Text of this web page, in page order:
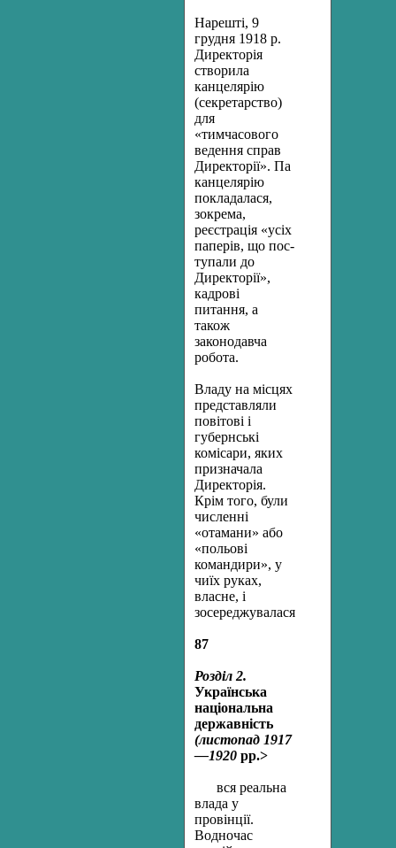
Нарешті, 9
грудня 1918 р.
Директорія
створила
канцелярію
(секретарство)
для
«тимчасового
ведення справ
Директорії». Па
ка­нцелярію
покладалася,
зокрема,
реєстрація «усіх
паперів, що пос­
тупали до
Директорії»,
кадрові
питання, а
також
законодавча
робота.
Владу на місцях
представляли
повітові і
губернські
комісари, яких
призначала
Директорія.
Крім того, були
численні
«отамани» або
«польові
командири», у
чиїх руках,
власне, і
зосереджувалася
87
Розділ 2.
Українська
національна
державність
(листопад 1917
—1920 рр.>
вся реальна
влада у
провінції.
Водночас